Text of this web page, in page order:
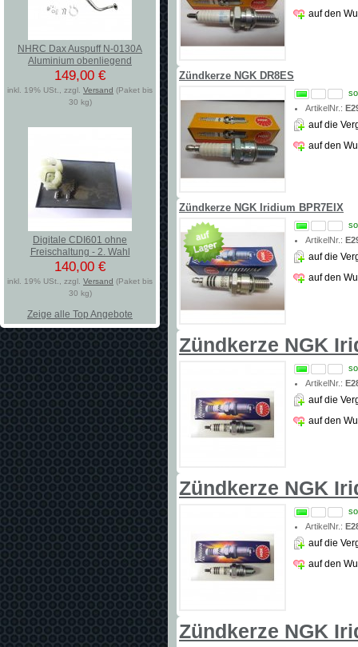
auf den
Zündkerze NGK DR8ES
ArtikelNr.:
auf die
auf den
Zündkerze NGK Iridium BPR7EIX
ArtikelNr.:
auf die
auf den
Zündkerze NGK
ArtikelNr.:
auf die
auf den
Zündkerze NGK
ArtikelNr.:
auf die
auf den
Zündkerze NGK
NHRC Dax Auspuff N-0130A
Aluminium obenliegend
149,00 €
inkl. 19% USt., zzgl. Versand (Paket bis
30 kg)
Digitale CDI601 ohne
Freischaltung - 2. Wahl
140,00 €
inkl. 19% USt., zzgl. Versand (Paket bis
30 kg)
Zeige alle Top Angebote